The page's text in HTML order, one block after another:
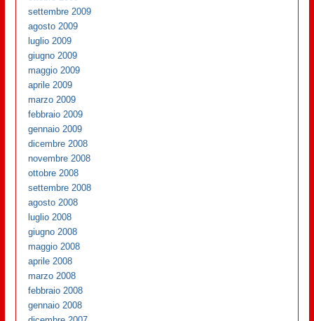
settembre 2009
agosto 2009
luglio 2009
giugno 2009
maggio 2009
aprile 2009
marzo 2009
febbraio 2009
gennaio 2009
dicembre 2008
novembre 2008
ottobre 2008
settembre 2008
agosto 2008
luglio 2008
giugno 2008
maggio 2008
aprile 2008
marzo 2008
febbraio 2008
gennaio 2008